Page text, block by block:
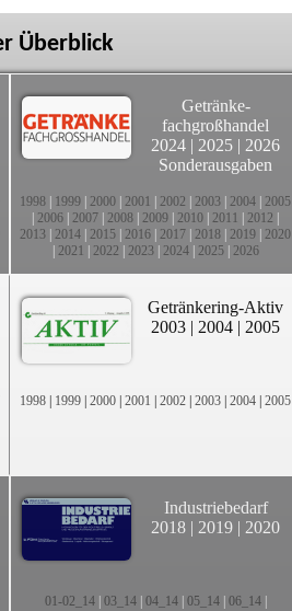
Überblick
Getränke-
fachgroßhandel
2024 | 2025 | 2026
Sonderausgaben
1998 1999 2000 2001 2002 2003 2004 2005
2006 2007 2008 2009 2010 2011 2012
2013 2014 2015 2016 2017 2018 2019 2020
2021 2022 2023| 2024| 2025| 2026
Getränkering-Aktiv
2003 | 2004 | 2005
1998 | 1999 | 2000 | 2001 | 2002 | 2003 | 2004 | 2005
Industriebedarf
2018 | 2019 | 2020
01-02_14| 03_14| 04_14| 05_14| 06_14|